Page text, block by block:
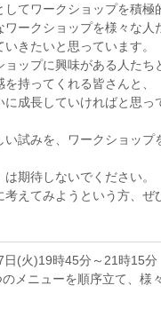
てワークショップを積極
ークショップを様々な人
きたいと思っています。
ップに興味がある人たち
持ってくれる皆さんと、
成長していければと思っ
試みを、ワークショップ
期待しないでください。
えてみようという方、ぜ
日(火)19時45分～21時15分
メニューを順序立て、様